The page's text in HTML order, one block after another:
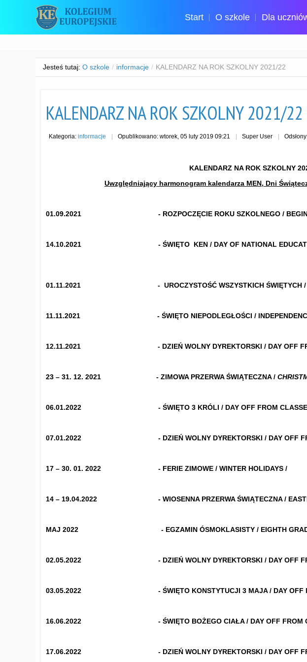
Start O szkole Dla
Jesteś tutaj: O szkole / informacje / KALENDARZ NA ROK SZKOLNY 2021/22
KALENDARZ NA ROK SZKOLNY 2021/22
Kategoria: informacje Opublikowano: wtorek, 05 luty 2019 09:21 Super User
KALENDARZ NA ROK SZKOLNY
Uwzględniający harmonogram kalendarza MEN, Dni
01.09.2021 - ROZPOCZĘCIE ROKU SZKOLNEGO /
14.10.2021 - ŚWIĘTO KEN / DAY OF NATIONAL
01.11.2021 - UROCZYSTOŚĆ WSZYSTKICH ŚWIĘTYCH / DAY
11.11.2021 - ŚWIĘTO NIEPODLEGŁOŚCI / INDEPENDENCE
12.11.2021 - DZIEŃ WOLNY DYREKTORSKI / DAY OFF
23 – 31. 12. 2021 - ZIMOWA PRZERWA ŚWIĄTECZNA /
06.01.2022 - ŚWIĘTO 3 KRÓLI / DAY OFF FROM
07.01.2022 - DZIEŃ WOLNY DYREKTORSKI / DAY OFF
17 – 30. 01. 2022 - FERIE ZIMOWE / WINTER HOLIDAYS /
14 – 19.04.2022 - WIOSENNA PRZERWA ŚWIĄTECZNA /
MAJ 2022 - EGZAMIN ÓSMOKLASISTY / EIGHTH GRADE
02.05.2022 - DZIEŃ WOLNY DYREKTORSKI / DAY OFF
03.05.2022 - ŚWIĘTO KONSTYTUCJI 3 MAJA / DAY OFF
16.06.2022 - ŚWIĘTO BOŻEGO CIAŁA / DAY OFF FROM
17.06.2022 - DZIEŃ WOLNY DYREKTORSKI / DAY OFF